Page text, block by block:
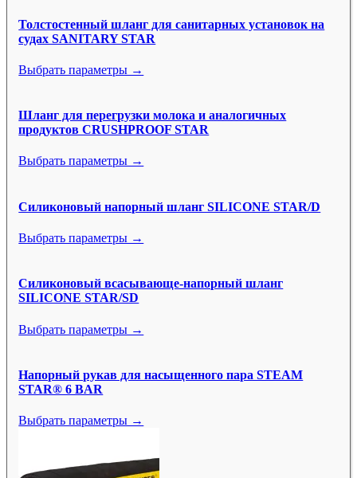
Толстостенный шланг для санитарных установок на
судах SANITARY STAR
Выбрать параметры →
Шланг для перегрузки молока и аналогичных
продуктов CRUSHPROOF STAR
Выбрать параметры →
Силиконовый напорный шланг SILICONE STAR/D
Выбрать параметры →
Силиконовый всасывающе-напорный шланг
SILICONE STAR/SD
Выбрать параметры →
Напорный рукав для насыщенного пара STEAM
STAR® 6 BAR
Выбрать параметры →